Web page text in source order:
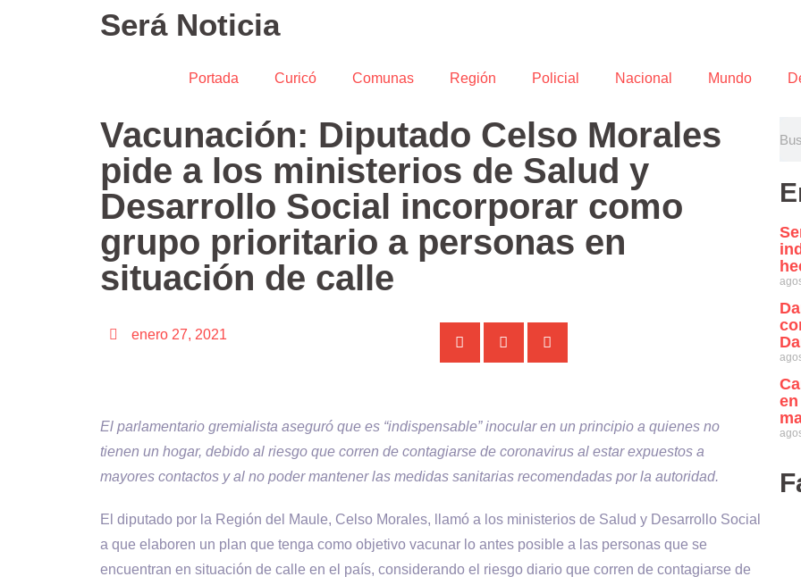
Será Noticia
Portada Curicó Comunas Región Policial Nacional Mundo
Vacunación: Diputado Celso Morales
pide a los ministerios de Salud y
Desarrollo Social incorporar como
grupo prioritario a personas en
situación de calle
enero 27, 2021
El parlamentario gremialista aseguró que es “indispensable” inocular en un principio a quienes no
tienen un hogar, debido al riesgo que corren de contagiarse de coronavirus al estar expuestos a
mayores contactos y al no poder mantener las medidas sanitarias recomendadas por la autoridad.
El diputado por la Región del Maule, Celso Morales, llamó a los ministerios de Salud y Desarrollo Social
a que elaboren un plan que tenga como objetivo vacunar lo antes posible a las personas que se
encuentran en situación de calle en el país, considerando el riesgo diario que corren de contagiarse de